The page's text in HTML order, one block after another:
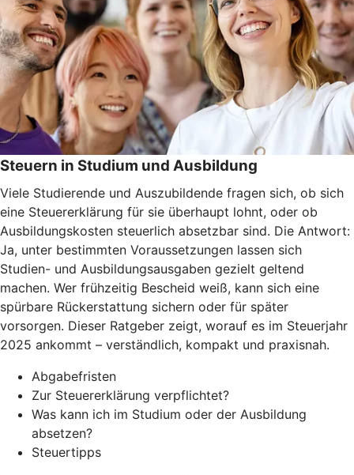
Steuern in Studium und Ausbildung
Viele Studierende und Auszubildende fragen sich, ob sich
eine Steuererklärung für sie überhaupt lohnt, oder ob
Ausbildungskosten steuerlich absetzbar sind. Die Antwort:
Ja, unter bestimmten Voraussetzungen lassen sich
Studien- und Ausbildungsausgaben gezielt geltend
machen. Wer frühzeitig Bescheid weiß, kann sich eine
spürbare Rückerstattung sichern oder für später
vorsorgen. Dieser Ratgeber zeigt, worauf es im Steuerjahr
2025 ankommt – verständlich, kompakt und praxisnah.
Abgabefristen
Zur Steuererklärung verpflichtet?
Was kann ich im Studium oder der Ausbildung
absetzen?
Steuertipps